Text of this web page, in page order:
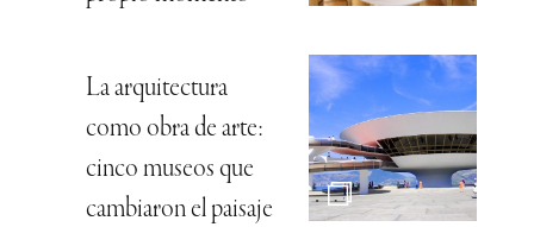
La arquitectura
como obra de arte:
cinco museos que
cambiaron el paisaje